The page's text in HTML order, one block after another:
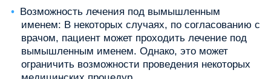
Возможность лечения под вымышленным
именем: В некоторых случаях, по согласованию с
врачом, пациент может проходить лечение под
вымышленным именем. Однако, это может
ограничить возможности проведения некоторых